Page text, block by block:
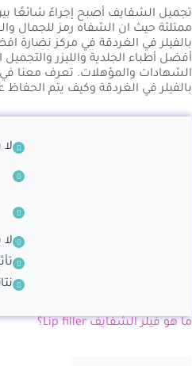
تجميل الشفايف أصبح إجراءً شائعًا
ممتلئة حيث ان الشفاه رمز للجمال
بالفيلر في الغردقة في مركز نضارة
أفضل أطباء الجلدية والليزر
الشهادات والمؤهلات. تعرف معنا
بالفيلر في الغردقة وكيف يتم الحفاظ
ما هو فيلر الشفايف Lip filler؟